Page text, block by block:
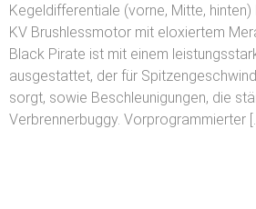
Kegeldifferentiale (vorne, Mitte,
KV Brushlessmotor mit eloxiertem
Black Pirate ist mit einem
ausgestattet, der für
sorgt, sowie Beschleunigungen, die
Verbrennerbuggy. Vorprogrammierter